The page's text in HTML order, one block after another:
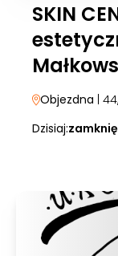
SKIN
Objezdna | 44
Dzisiaj: